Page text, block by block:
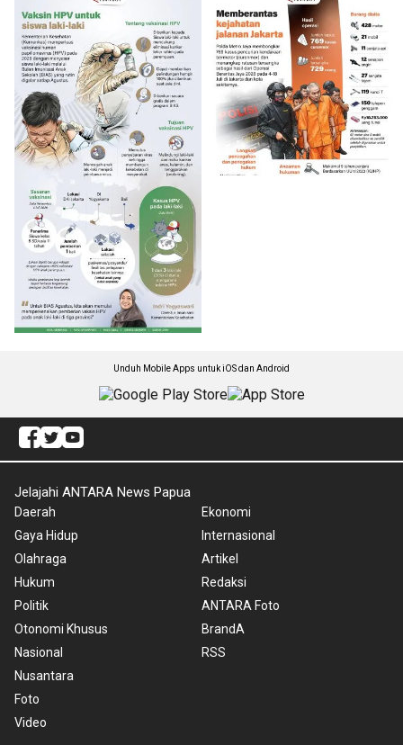
Unduh Mobile Apps untuk iOS dan Android
Jelajahi ANTARA News Papua
Daerah
Gaya Hidup
Olahraga
Hukum
Politik
Otonomi Khusus
Nasional
Nusantara
Foto
Video
Ekonomi
Internasional
Artikel
Redaksi
ANTARA Foto
BrandA
RSS